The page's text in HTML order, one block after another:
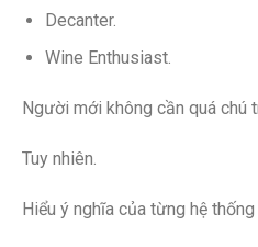
Decanter.
Wine Enthusiast.
Người mới không cần quá chú
Tuy nhiên.
Hiểu ý nghĩa của từng hệ